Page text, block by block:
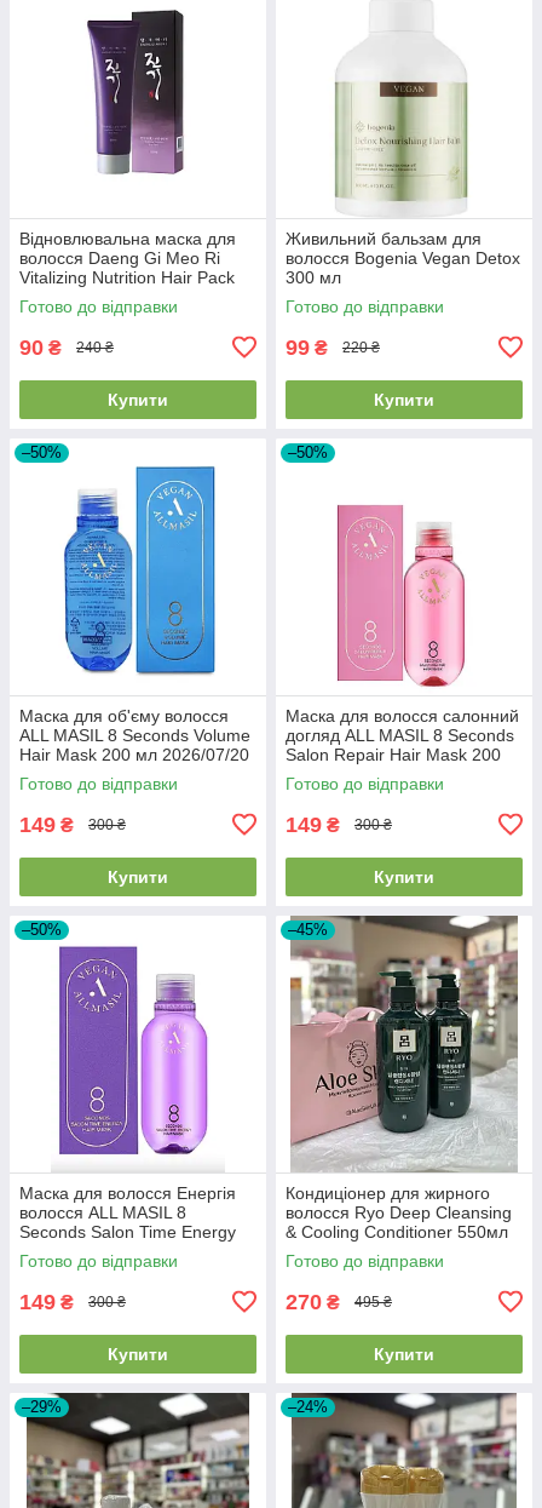
Відновлювальна маска для
волосся Daeng Gi Meo Ri
Vitalizing Nutrition Hair Pack
120ml EXP28/08/26
Готово до відправки
90 ₴ 240 ₴
Купити
Живильний бальзам для
волосся Bogenia Vegan Detox
300 мл
Готово до відправки
99 ₴ 220 ₴
Купити
–50%
Маска для об'єму волосся
ALL MASIL 8 Seconds Volume
Hair Mask 200 мл 2026/07/20
Готово до відправки
149 ₴ 300 ₴
Купити
–50%
Маска для волосся салонний
догляд ALL MASIL 8 Seconds
Salon Repair Hair Mask 200
мл 2026/07/21
Готово до відправки
149 ₴ 300 ₴
Купити
–50%
Маска для волосся Енергія
волосся ALL MASIL 8
Seconds Salon Time Energy
Hair Mask 200 мл 2026/07/23
Готово до відправки
149 ₴ 300 ₴
Купити
–45%
Кондиціонер для жирного
волосся Ryo Deep Cleansing
& Cooling Conditioner 550мл
Готово до відправки
270 ₴ 495 ₴
Купити
–29% –24%